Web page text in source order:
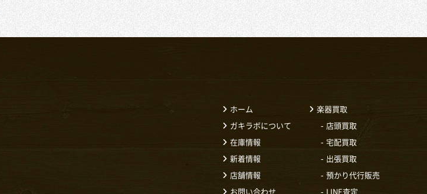
ホーム
ガキラボについて
在庫情報
新着情報
店舗情報
お問い合わせ
楽器買取
店頭買取
宅配買取
出張買取
預かり代行販売
LINE査定